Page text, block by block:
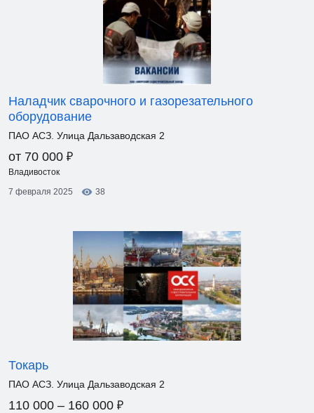
Наладчик сварочного и газорезательного
оборудование
ПАО АСЗ. Улица Дальзаводская 2
от 70 000 ₽
Владивосток
7 февраля 2025
38
Токарь
ПАО АСЗ. Улица Дальзаводская 2
110 000 – 160 000 ₽